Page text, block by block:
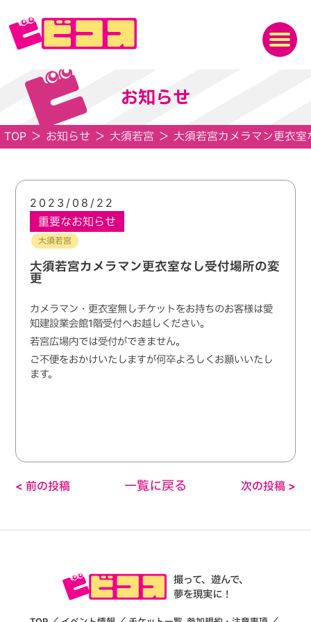
お知らせ
TOP ＞ お知らせ ＞ 大須若宮 ＞ 大須若宮カメラマン更衣
2023/08/22
重要なお知らせ
大須若宮
大須若宮カメラマン更衣室なし受付場所の変
更
カメラマン・更衣室無しチケットをお持ちのお客様は愛
知建設業会館1階受付へお越しください。
若宮広場内では受付ができません。
ご不便をおかけいたしますが何卒よろしくお願いいたし
ます。
< 前の投稿 一覧に戻る 次の投稿 >
撮って、遊んで、
夢を現実に！